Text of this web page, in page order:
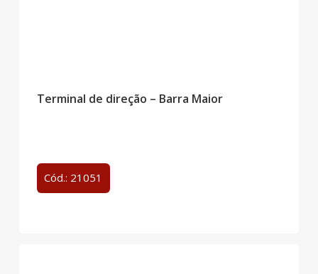
Terminal de direção – Barra Maior
Cód.: 21051